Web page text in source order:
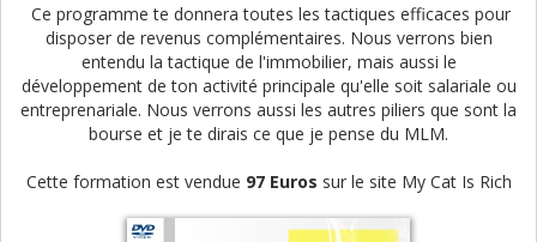
Ce programme te donnera toutes les tactiques efficaces pour
disposer de revenus complémentaires. Nous verrons bien
entendu la tactique de l'immobilier, mais aussi le
développement de ton activité principale qu'elle soit salariale ou
entreprenariale. Nous verrons aussi les autres piliers que sont la
bourse et je te dirais ce que je pense du MLM.
Cette formation est vendue 97 Euros sur le site My Cat Is Rich